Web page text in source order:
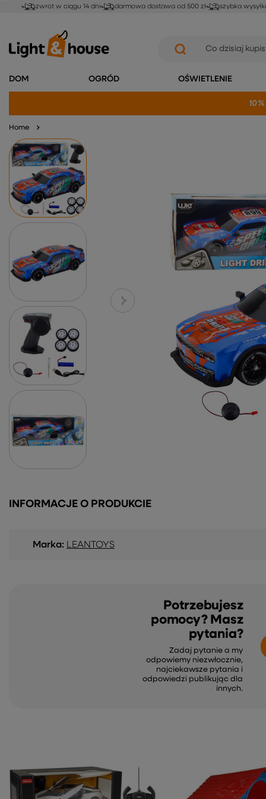
zwrot w ciągu 14 dni darmowa dostawa od 500 zł szybka
DOM OGRÓD OŚWIETLENIE
Home
INFORMACJE O PRODUKCIE
Marka: LEANTOYS
Potrzebujesz
pomocy? Masz
pytania?
Zadaj pytanie a my
odpowiemy niezwłocznie,
najciekawsze pytania i
odpowiedzi publikując dla
innych.